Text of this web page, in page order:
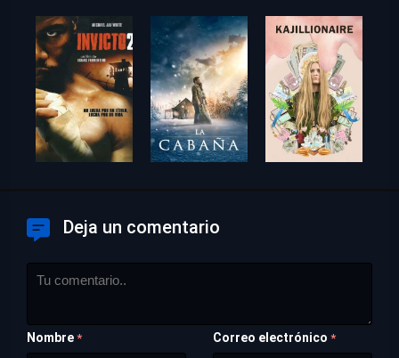
Deja un comentario
Nombre * Correo electrónico *